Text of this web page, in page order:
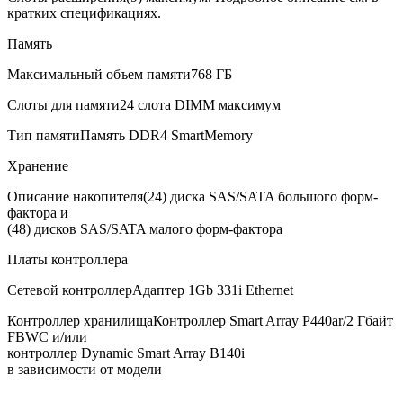
кратких спецификациях.
Память
Максимальный объем памяти768 ГБ
Слоты для памяти24 слота DIMM максимум
Тип памятиПамять DDR4 SmartMemory
Хранение
Описание накопителя(24) диска SAS/SATA большого форм-
фактора и
(48) дисков SAS/SATA малого форм-фактора
Платы контроллера
Сетевой контроллерАдаптер 1Gb 331i Ethernet
Контроллер хранилищаКонтроллер Smart Array P440ar/2 Гбайт
FBWC и/или
контроллер Dynamic Smart Array B140i
в зависимости от модели